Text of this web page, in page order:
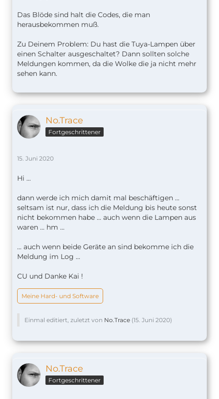
Das Blöde sind halt die Codes, die man
herausbekommen muß.
Zu Deinem Problem: Du hast die Tuya-Lampen über
einen Schalter ausgeschaltet? Dann sollten solche
Meldungen kommen, da die Wolke die ja nicht mehr
sehen kann.
No.Trace
Fortgeschrittener
15. Juni 2020
Hi ...
dann werde ich mich damit mal beschäftigen ...
seltsam ist nur, dass ich die Meldung bis heute sonst
nicht bekommen habe ... auch wenn die Lampen aus
waren ... hm ...
... auch wenn beide Geräte an sind bekomme ich die
Meldung im Log ...
CU und Danke Kai !
Meine Hard- und Software
Einmal editiert, zuletzt von No.Trace (15. Juni 2020)
No.Trace
Fortgeschrittener